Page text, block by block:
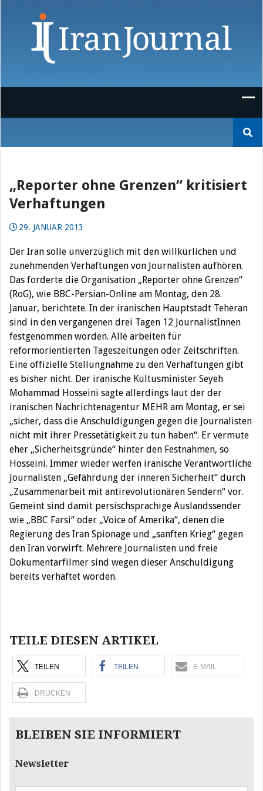
nach:
„Reporter ohne Grenzen“ kritisiert
Verhaftungen
29. JANUAR 2013
Der Iran solle unverzüglich mit den willkürlichen und
zunehmenden Verhaftungen von Journalisten aufhören.
Das forderte die Organisation „Reporter ohne Grenzen“
(RoG), wie BBC-Persian-Online am Montag, den 28.
Januar, berichtete. In der iranischen Hauptstadt Teheran
sind in den vergangenen drei Tagen 12 JournalistInnen
festgenommen worden. Alle arbeiten für
reformorientierten Tageszeitungen oder Zeitschriften.
Eine offizielle Stellungnahme zu den Verhaftungen gibt
es bisher nicht. Der iranische Kultusminister Seyeh
Mohammad Hosseini sagte allerdings laut der der
iranischen Nachrichtenagentur MEHR am Montag, er sei
„sicher, dass die Anschuldigungen gegen die Journalisten
nicht mit ihrer Pressetätigkeit zu tun haben“. Er vermute
eher „Sicherheitsgründe“ hinter den Festnahmen, so
Hosseini. Immer wieder werfen iranische Verantwortliche
Journalisten „Gefährdung der inneren Sicherheit“ durch
„Zusammenarbeit mit antirevolutionären Sendern“ vor.
Gemeint sind damit persischsprachige Auslandssender
wie „BBC Farsi“ oder „Voice of Amerika“, denen die
Regierung des Iran Spionage und „sanften Krieg“ gegen
den Iran vorwirft. Mehrere Journalisten und freie
Dokumentarfilmer sind wegen dieser Anschuldigung
bereits verhaftet worden.
TEILE DIESEN ARTIKEL
TEILEN TEILEN E-MAIL
DRUCKEN
BLEIBEN SIE INFORMIERT
Newsletter